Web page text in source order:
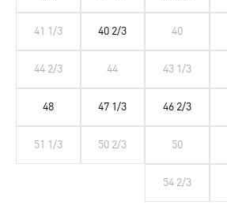
40
40 2/3
41 1/3
43 1/3
44
44 2/3
46 2/3
47 1/3
48
50
50 2/3
51 1/3
54 2/3